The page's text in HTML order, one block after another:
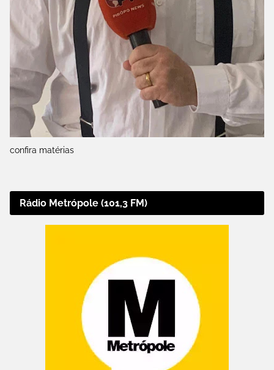
confira matérias
Rádio Metrópole (101,3 FM)